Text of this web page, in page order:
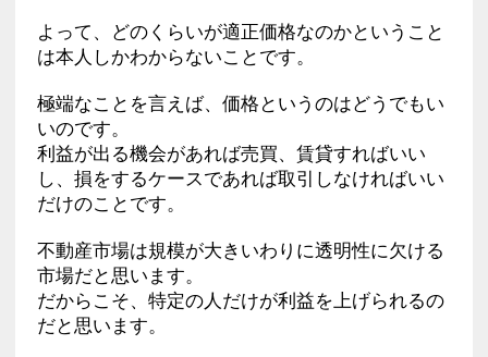
よって、どのくらいが適正価格なのかということ
は本人しかわからないことです。
極端なことを言えば、価格というのはどうでもい
いのです。
利益が出る機会があれば売買、賃貸すればいい
し、損をするケースであれば取引しなければいい
だけのことです。
不動産市場は規模が大きいわりに透明性に欠ける
市場だと思います。
だからこそ、特定の人だけが利益を上げられるの
だと思います。